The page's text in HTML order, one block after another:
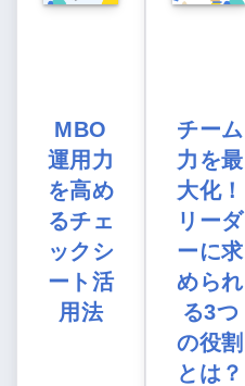
MBO
運用力
を高め
るチェ
ックシ
ート活
用法
チーム
力を最
大化！
リーダ
ーに求
められ
る3つ
の役割
とは？